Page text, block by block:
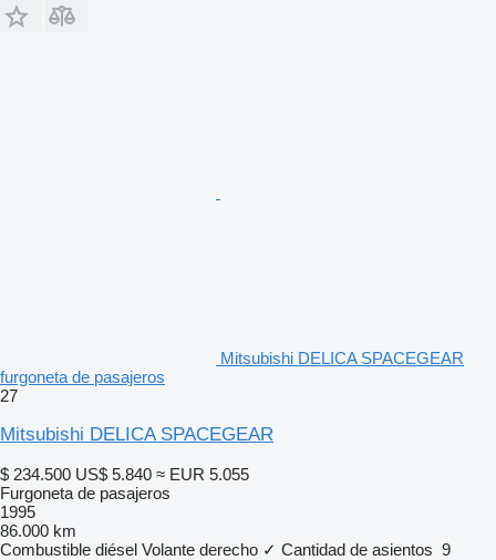
Mitsubishi DELICA SPACEGEAR
furgoneta de pasajeros
27
Mitsubishi DELICA SPACEGEAR
$ 234.500 US$ 5.840 ≈ EUR 5.055
Furgoneta de pasajeros
1995
86.000 km
Combustible diésel Volante derecho ✓ Cantidad de asientos 9